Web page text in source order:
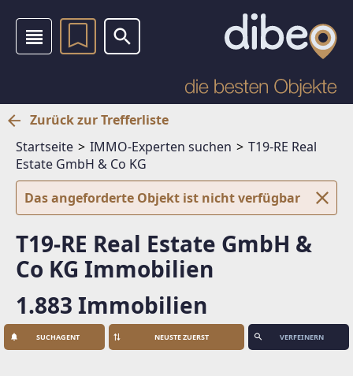
Zurück zur Trefferliste
Startseite
IMMO-Experten suchen
T19-RE Real
Estate GmbH & Co KG
Das angeforderte Objekt ist nicht verfügbar
T19-RE Real Estate GmbH &
Co KG Immobilien
1.883 Immobilien
SUCHAGENT VERFEINERN